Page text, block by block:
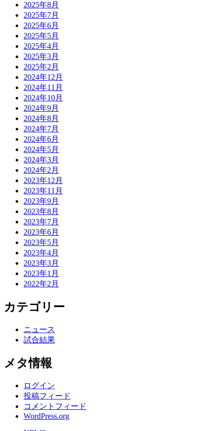
2025年8月
2025年7月
2025年6月
2025年5月
2025年4月
2025年3月
2025年2月
2024年12月
2024年11月
2024年10月
2024年9月
2024年8月
2024年7月
2024年6月
2024年5月
2024年3月
2024年2月
2023年12月
2023年11月
2023年9月
2023年8月
2023年7月
2023年6月
2023年5月
2023年4月
2023年3月
2023年1月
2022年2月
カテゴリー
ニュース
試合結果
メタ情報
ログイン
投稿フィード
コメントフィード
WordPress.org